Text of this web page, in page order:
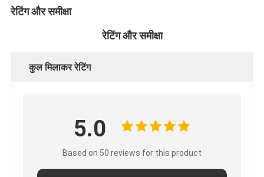
रेटिंग और समीक्षा
रेटिंग और समीक्षा
कुल मिलाकर रेटिंग
5.0
Based on 50 reviews for this product